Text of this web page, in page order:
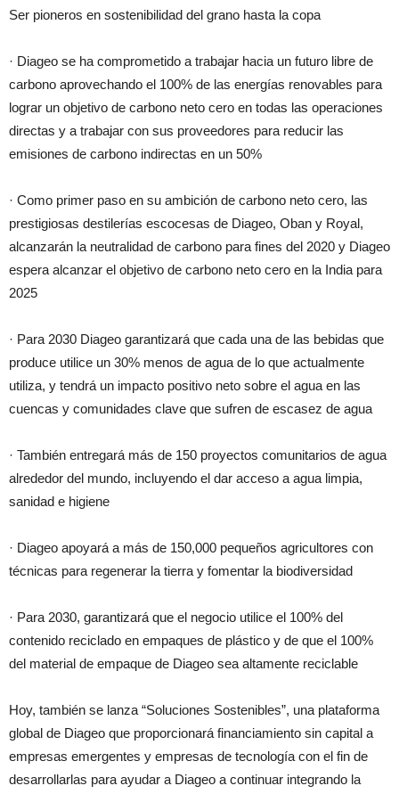
Ser pioneros en sostenibilidad del grano hasta la copa
· Diageo se ha comprometido a trabajar hacia un futuro libre de
carbono aprovechando el 100% de las energías renovables para
lograr un objetivo de carbono neto cero en todas las operaciones
directas y a trabajar con sus proveedores para reducir las
emisiones de carbono indirectas en un 50%
· Como primer paso en su ambición de carbono neto cero, las
prestigiosas destilerías escocesas de Diageo, Oban y Royal,
alcanzarán la neutralidad de carbono para fines del 2020 y Diageo
espera alcanzar el objetivo de carbono neto cero en la India para
2025
· Para 2030 Diageo garantizará que cada una de las bebidas que
produce utilice un 30% menos de agua de lo que actualmente
utiliza, y tendrá un impacto positivo neto sobre el agua en las
cuencas y comunidades clave que sufren de escasez de agua
· También entregará más de 150 proyectos comunitarios de agua
alrededor del mundo, incluyendo el dar acceso a agua limpia,
sanidad e higiene
· Diageo apoyará a más de 150,000 pequeños agricultores con
técnicas para regenerar la tierra y fomentar la biodiversidad
· Para 2030, garantizará que el negocio utilice el 100% del
contenido reciclado en empaques de plástico y de que el 100%
del material de empaque de Diageo sea altamente reciclable
Hoy, también se lanza “Soluciones Sostenibles”, una plataforma
global de Diageo que proporcionará financiamiento sin capital a
empresas emergentes y empresas de tecnología con el fin de
desarrollarlas para ayudar a Diageo a continuar integrando la